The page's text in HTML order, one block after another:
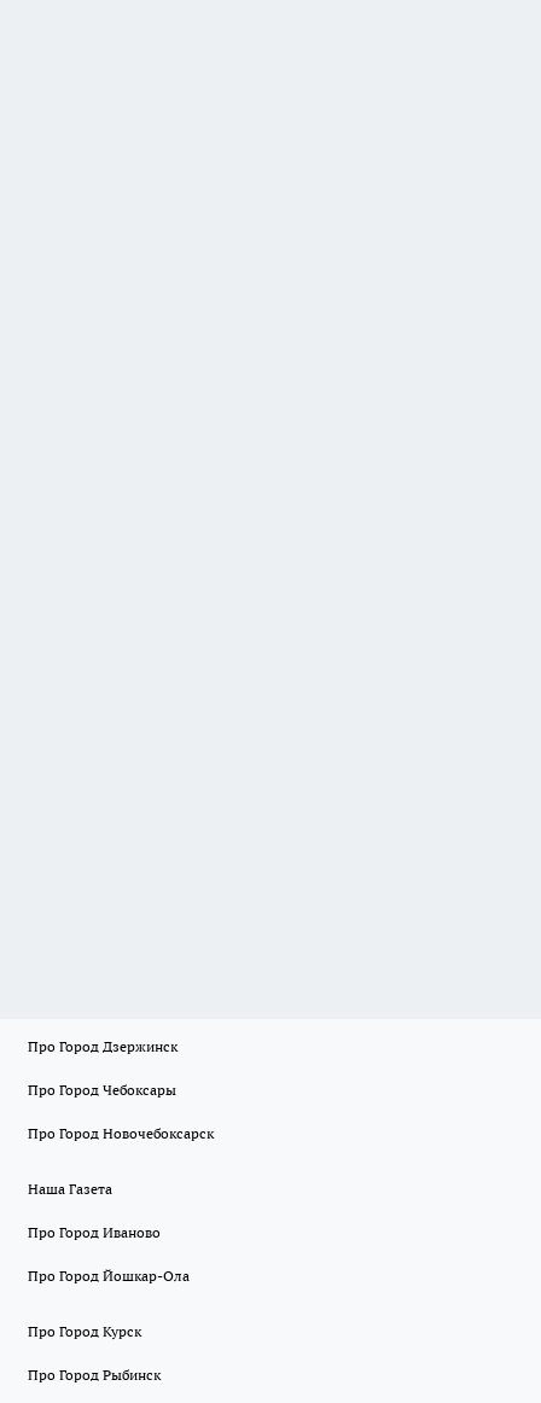
Про Город Дзержинск
Про Город Чебоксары
Про Город Новочебоксарск
Наша Газета
Про Город Иваново
Про Город Йошкар-Ола
Про Город Курск
Про Город Рыбинск